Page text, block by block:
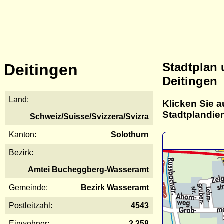
Deitingen
Land:
Schweiz/Suisse/Svizzera/Svizra
Kanton: Solothurn
Bezirk:
Amtei Bucheggberg-Wasseramt
Gemeinde: Bezirk Wasseramt
Postleitzahl: 4543
Stadtplan
Deitingen
Klicken Sie